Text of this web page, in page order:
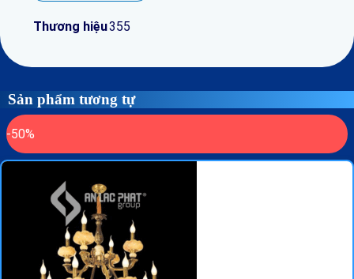
Thương hiệu355
Sản phẩm tương tự
-50%